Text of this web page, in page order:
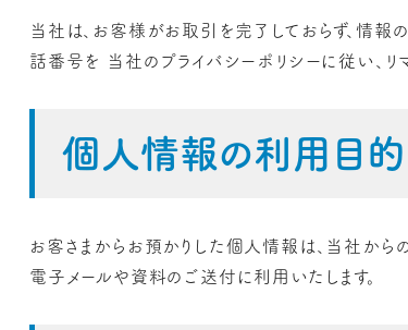
当社は、お客様がお取引を完了しておらず、情報
話番号を 当社のプライバシーポリシーに従い、リ
個人情報の利用目的
お客さまからお預かりした個人情報は、当社から
電子メールや資料のご送付に利用いたします。